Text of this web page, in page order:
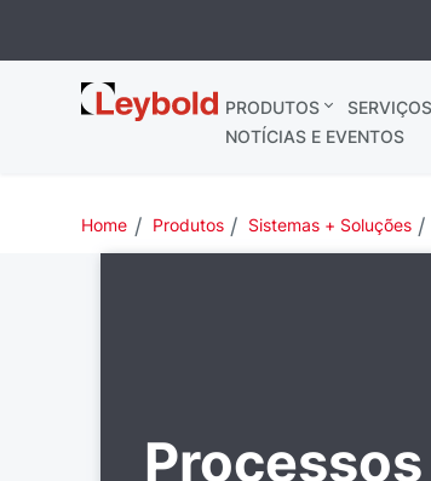
Leybold PRODUTOS
NOTÍCIAS E EVENTOS
Home Produtos Sistemas + Soluções